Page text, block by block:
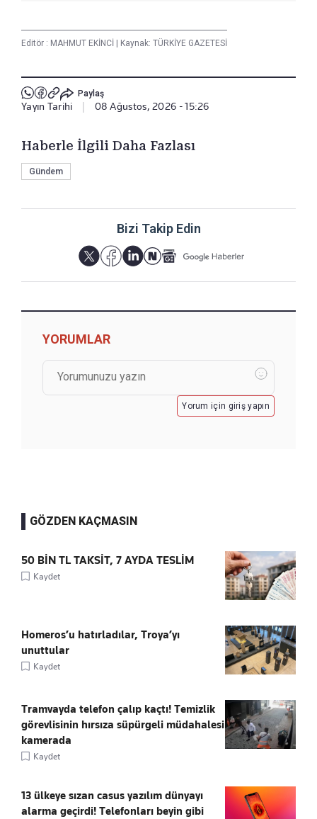
Editör : MAHMUT EKİNCİ | Kaynak: TÜRKİYE GAZETESİ
Paylaş
Yayın Tarihi | 08 Ağustos, 2026 - 15:26
Haberle İlgili Daha Fazlası
Gündem
Bizi Takip Edin
YORUMLAR
Yorum için giriş yapın
GÖZDEN KAÇMASIN
50 BİN TL TAKSİT, 7 AYDA TESLİM
Kaydet
Homeros’u hatırladılar, Troya’yı
unuttular
Kaydet
Tramvayda telefon çalıp kaçtı! Temizlik
görevlisinin hırsıza süpürgeli müdahalesi
kamerada
Kaydet
13 ülkeye sızan casus yazılım dünyayı
alarma geçirdi! Telefonları beyin gibi